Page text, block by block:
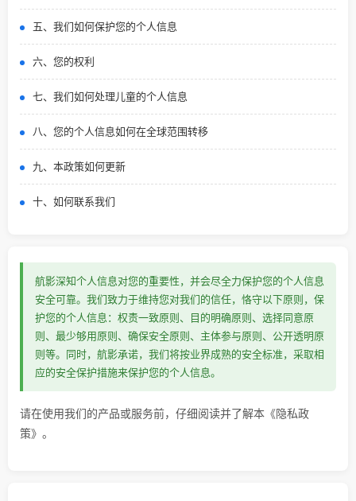
五、我们如何保护您的个人信息
六、您的权利
七、我们如何处理儿童的个人信息
八、您的个人信息如何在全球范围转移
九、本政策如何更新
十、如何联系我们
航影深知个人信息对您的重要性，并会尽全力保护您的个人信息
安全可靠。我们致力于维持您对我们的信任，恪守以下原则，保
护您的个人信息：权责一致原则、目的明确原则、选择同意原
则、最少够用原则、确保安全原则、主体参与原则、公开透明原
则等。同时，航影承诺，我们将按业界成熟的安全标准，采取相
应的安全保护措施来保护您的个人信息。
请在使用我们的产品或服务前，仔细阅读并了解本《隐私政
策》。